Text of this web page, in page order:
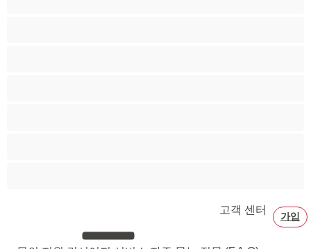
고객 센터
가입